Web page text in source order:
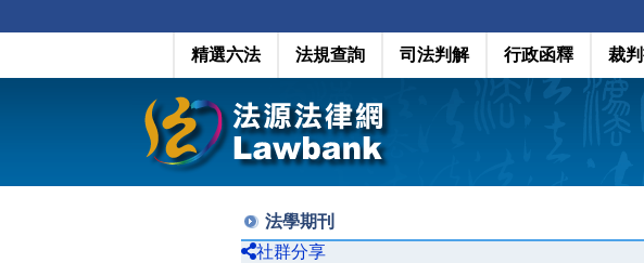
精選六法 法規查詢 司法判解 行政函釋 裁
法學期刊
社群分享